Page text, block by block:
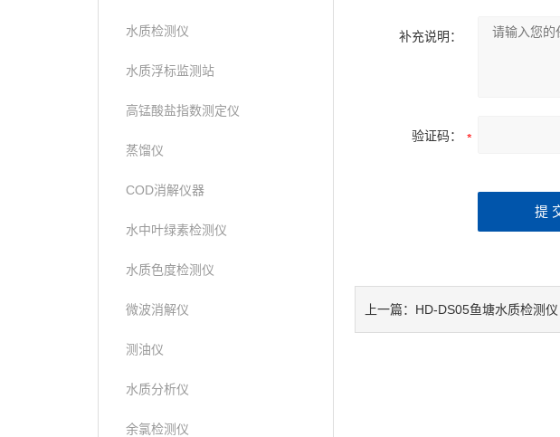
水质检测仪
水质浮标监测站
高锰酸盐指数测定仪
蒸馏仪
COD消解仪器
水中叶绿素检测仪
水质色度检测仪
微波消解仪
测油仪
水质分析仪
余氯检测仪
补充说明：
验证码：
上一篇： HD-DS05鱼塘水质检测仪